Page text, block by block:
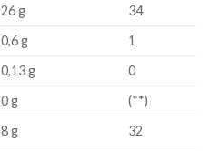
26 g
34
0,6 g
1
0,13 g
0
0 g
(**)
8 g
32